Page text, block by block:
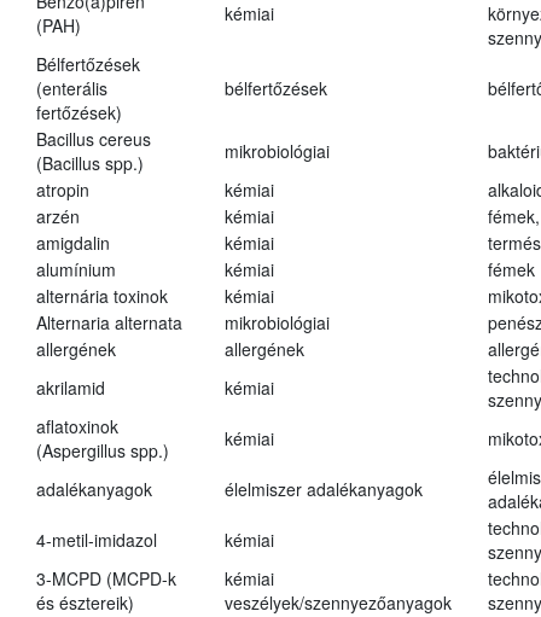
(PAH)
kémiai
Bélfertőzések
(enterális
fertőzések)
bélfertőzések
Bacillus cereus
(Bacillus spp.)
mikrobiológiai
atropin
kémiai
arzén
kémiai
amigdalin
kémiai
alumínium
kémiai
fémek
alternária toxinok
kémiai
Alternaria alternata
mikrobiológiai
allergének
allergének
akrilamid
kémiai
aflatoxinok
(Aspergillus spp.)
kémiai
adalékanyagok élelmiszer adalékanyagok
4-metil-imidazol
kémiai
3-MCPD (MCPD-k
és észtereik)
kémiai
veszélyek/szennyezőanyagok